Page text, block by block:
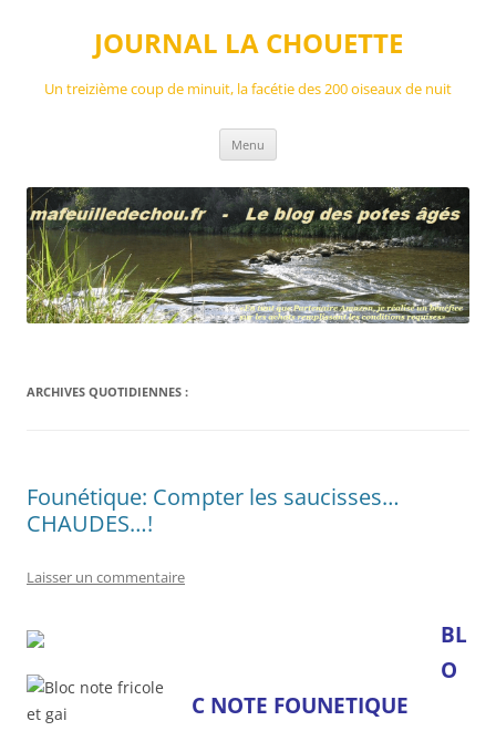
JOURNAL LA CHOUETTE
Un treizième coup de minuit, la facétie des 200 oiseaux de nuit
Menu
ARCHIVES QUOTIDIENNES :
Founétique: Compter les saucisses…
CHAUDES…!
Laisser un commentaire
BL
O
C NOTE FOUNETIQUE